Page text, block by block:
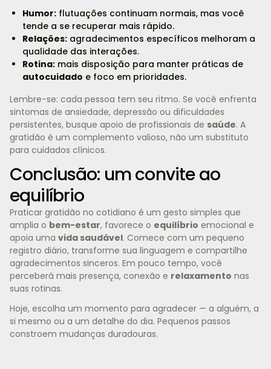
Humor:flutuações continuam normais, mas você
tende a se recuperar mais rápido.
Relações:agradecimentos específicos melhoram a
qualidade das interações.
Rotina:mais disposição para manter práticas de
autocuidado e foco em prioridades.
Lembre-se: cada pessoa tem seu ritmo. Se você enfrenta
sintomas de ansiedade, depressão ou dificuldades
persistentes, busque apoio de profissionais de saúde. A
gratidão é um complemento valioso, não um substituto
para cuidados clínicos.
Conclusão: um convite ao
equilíbrio
Praticar gratidão no cotidiano é um gesto simples que
amplia o bem-estar, favorece o equilíbrio emocional e
apoia uma vida saudável. Comece com um pequeno
registro diário, transforme sua linguagem e compartilhe
agradecimentos sinceros. Em pouco tempo, você
perceberá mais presença, conexão e relaxamento nas
suas rotinas.
Hoje, escolha um momento para agradecer — a alguém, a
si mesmo ou a um detalhe do dia. Pequenos passos
constroem mudanças duradouras.